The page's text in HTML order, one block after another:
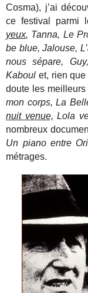
Cosma), j’ai
ce festival parmi
yeux, Tanna, Le
be blue, Jalouse,
nous sépare,
Kaboul et, rien
doute les meilleurs
mon corps, La
nuit venue, Lola
nombreux
Un piano entre
métrages.